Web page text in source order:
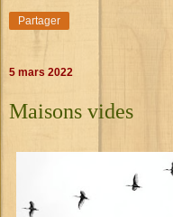
Partager
5 mars 2022
Maisons vides